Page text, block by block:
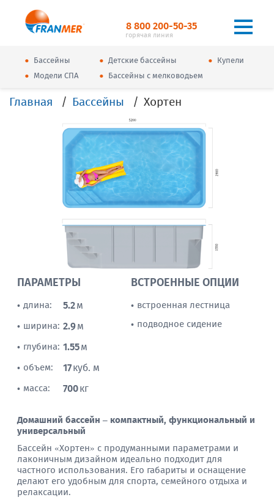
8 800 200-50-35
горячая линия
• Бассейны • Детские бассейны • Купели
• Модели СПА • Бассейны с мелководьем
Главная Бассейны Хортен
ПАРАМЕТРЫ
• длина: 5.2м
• ширина: 2.9м
• глубина: 1.55м
• объем: 17куб. м
• масса: 700кг
ВСТРОЕННЫЕ ОПЦИИ
• встроенная лестница
• подводное сидение
Домашний бассейн – компактный, функциональный и
универсальный
Бассейн «Хортен» с продуманными параметрами и
лаконичным дизайном идеально подходит для
частного использования. Его габариты и оснащение
делают его удобным для спорта, семейного отдыха и
релаксации.